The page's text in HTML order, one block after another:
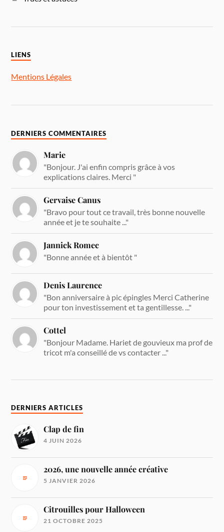
LIENS
Mentions Légales
DERNIERS COMMENTAIRES
Marie
"Bonjour. J'ai enfin compris grâce à vos
explications claires. Merci "
Gervaise Canus
"Bravo pour tout ce travail, très bonne nouvelle
année et je te souhaite ..."
Jannick Romec
"Bonne année et à bientôt "
Denis Laurence
"Bon anniversaire à pic épingles Merci Catherine
pour ton investissement et ta gentillesse. ..."
Cottel
"Bonjour Madame. Hariet de gouvieux ma prof de
tricot m'a conseillé de vs contacter ..."
DERNIERS ARTICLES
Clap de fin
4 JUIN 2026
2026, une nouvelle année créative
5 JANVIER 2026
Citrouilles pour Halloween
21 OCTOBRE 2025